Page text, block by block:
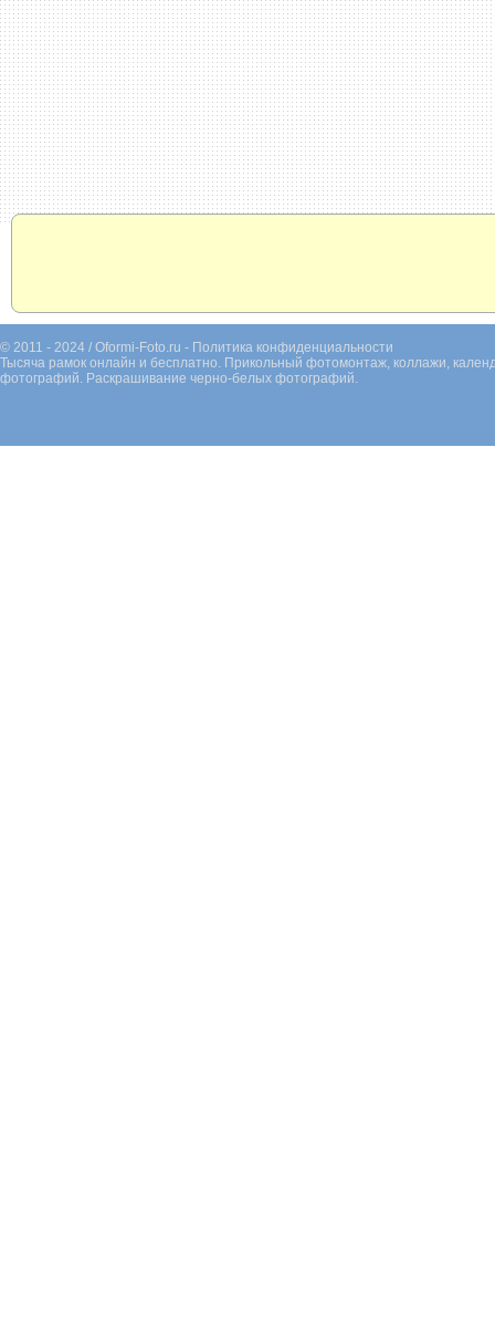
© 2011 - 2024 / Oformi-Foto.ru - Политика конфиденциальности
Тысяча рамок онлайн и бесплатно. Прикольный фотомонтаж, коллажи,
фотографий. Раскрашивание черно-белых фотографий.